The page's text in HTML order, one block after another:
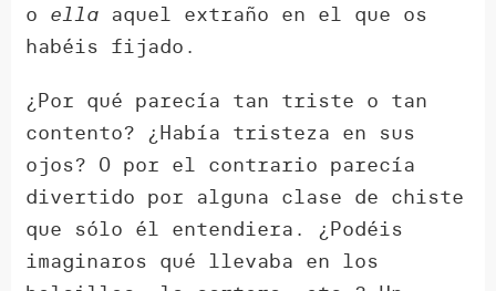
o ella aquel extraño en el que os
habéis fijado.
¿Por qué parecía tan triste o tan
contento? ¿Había tristeza en sus
ojos? O por el contrario parecía
divertido por alguna clase de chiste
que sólo él entendiera. ¿Podéis
imaginaros qué llevaba en los